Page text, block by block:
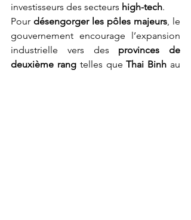
investisseurs des secteurs high-tech.
Pour désengorger les pôles majeurs, le
gouvernement encourage l’expansion
industrielle vers des provinces de
deuxième rang telles que Thai Binh au